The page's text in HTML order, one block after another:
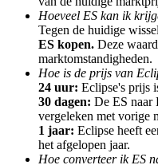
Doorverwijzing
Nodig een vriend uit
BTC Welcome Rewards
Hoeveel ES kan ik
Tegen de huidige
ES kopen. Deze
marktomstandigheden.
Hoe is de prijs van
24 uur: Eclipse's prijs
30 dagen: De ES naar
vergeleken met vorige
1 jaar: Eclipse heeft
het afgelopen jaar.
Hoe converteer ik ES